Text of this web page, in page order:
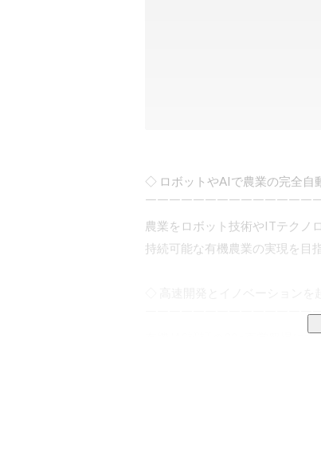
◇ ロボットやAIで農業の完全自
￣￣￣￣￣￣￣￣￣￣￣￣￣￣
農業をロボット技術やITテクノ
持続可能な有機農業の実現を目
￣￣￣￣￣￣￣￣￣￣￣￣￣￣
有機JAS認証の20a直営農場に